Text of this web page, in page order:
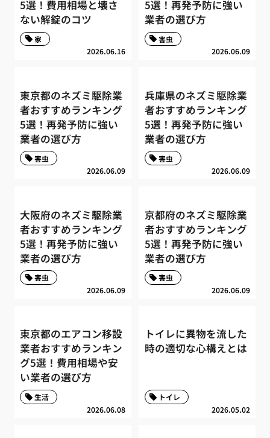
5選！費用相場と壊さ
ない解錠のコツ
2026.06.16
家
5選！再発予防に強い
業者の選び方
2026.06.09
害虫
東京都のネズミ駆除業
者おすすめランキング
5選！再発予防に強い
業者の選び方
2026.06.09
害虫
兵庫県のネズミ駆除業
者おすすめランキング
5選！再発予防に強い
業者の選び方
2026.06.09
害虫
大阪府のネズミ駆除業
者おすすめランキング
5選！再発予防に強い
業者の選び方
2026.06.09
害虫
京都府のネズミ駆除業
者おすすめランキング
5選！再発予防に強い
業者の選び方
2026.06.09
害虫
東京都のエアコン移設
業者おすすめランキン
グ5選！費用相場や安
い業者の選び方
2026.06.08
生活
トイレに異物を流した
時の適切な心構えとは
2026.05.02
トイレ